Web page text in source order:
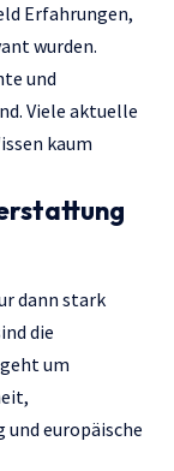
Erfahrungen,
wurden.
und
Viele aktuelle
kaum
dann stark
die
um
europäische